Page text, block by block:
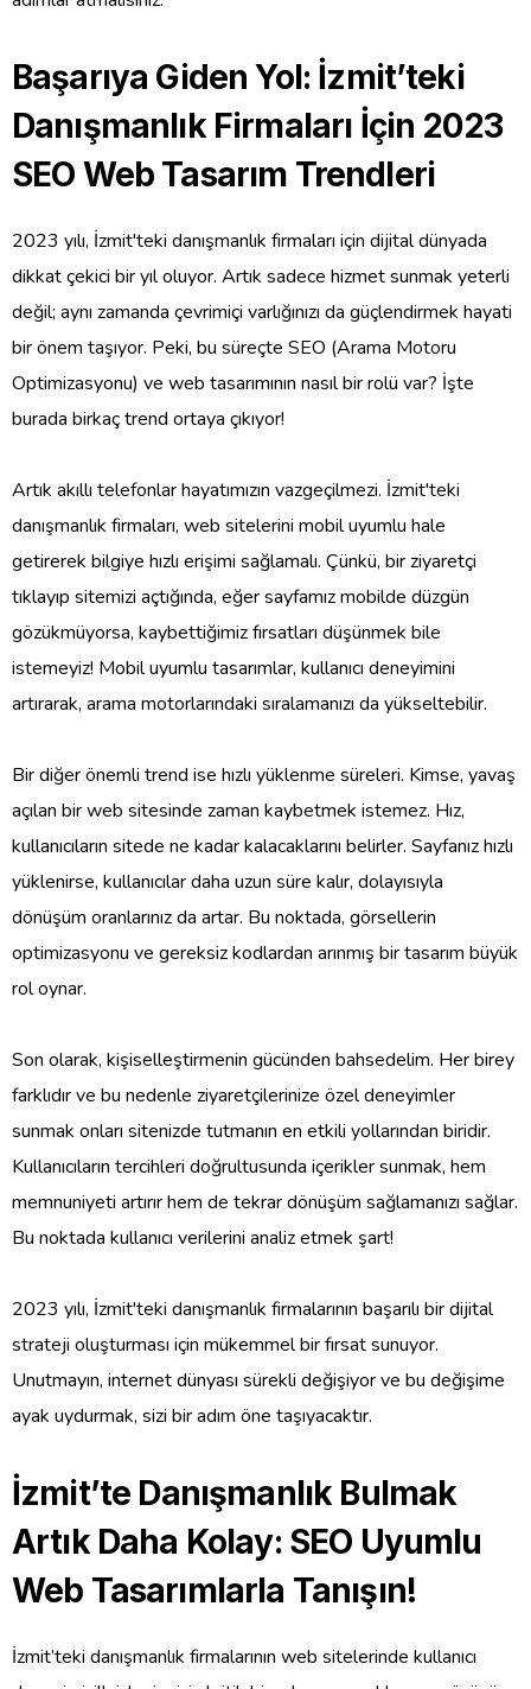
Başarıya Giden Yol: İzmit’teki
Danışmanlık Firmaları İçin 2023
SEO Web Tasarım Trendleri
2023 yılı, İzmit'teki danışmanlık firmaları için dijital dünyada
dikkat çekici bir yıl oluyor. Artık sadece hizmet sunmak yeterli
değil; aynı zamanda çevrimiçi varlığınızı da güçlendirmek hayati
bir önem taşıyor. Peki, bu süreçte SEO (Arama Motoru
Optimizasyonu) ve web tasarımının nasıl bir rolü var? İşte
burada birkaç trend ortaya çıkıyor!
Artık akıllı telefonlar hayatımızın vazgeçilmezi. İzmit'teki
danışmanlık firmaları, web sitelerini mobil uyumlu hale
getirerek bilgiye hızlı erişimi sağlamalı. Çünkü, bir ziyaretçi
tıklayıp sitemizi açtığında, eğer sayfamız mobilde düzgün
gözükmüyorsa, kaybettiğimiz fırsatları düşünmek bile
istemeyiz! Mobil uyumlu tasarımlar, kullanıcı deneyimini
artırarak, arama motorlarındaki sıralamanızı da yükseltebilir.
Bir diğer önemli trend ise hızlı yüklenme süreleri. Kimse, yavaş
açılan bir web sitesinde zaman kaybetmek istemez. Hız,
kullanıcıların sitede ne kadar kalacaklarını belirler. Sayfanız hızlı
yüklenirse, kullanıcılar daha uzun süre kalır, dolayısıyla
dönüşüm oranlarınız da artar. Bu noktada, görsellerin
optimizasyonu ve gereksiz kodlardan arınmış bir tasarım büyük
rol oynar.
Son olarak, kişiselleştirmenin gücünden bahsedelim. Her birey
farklıdır ve bu nedenle ziyaretçilerinize özel deneyimler
sunmak onları sitenizde tutmanın en etkili yollarından biridir.
Kullanıcıların tercihleri doğrultusunda içerikler sunmak, hem
memnuniyeti artırır hem de tekrar dönüşüm sağlamanızı sağlar.
Bu noktada kullanıcı verilerini analiz etmek şart!
2023 yılı, İzmit'teki danışmanlık firmalarının başarılı bir dijital
strateji oluşturması için mükemmel bir fırsat sunuyor.
Unutmayın, internet dünyası sürekli değişiyor ve bu değişime
ayak uydurmak, sizi bir adım öne taşıyacaktır.
İzmit’te Danışmanlık Bulmak
Artık Daha Kolay: SEO Uyumlu
Web Tasarımlarla Tanışın!
İzmit’teki danışmanlık firmalarının web sitelerinde kullanıcı